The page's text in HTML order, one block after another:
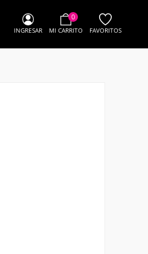
0
MI CARRITO FAVORITOS
INGRESAR